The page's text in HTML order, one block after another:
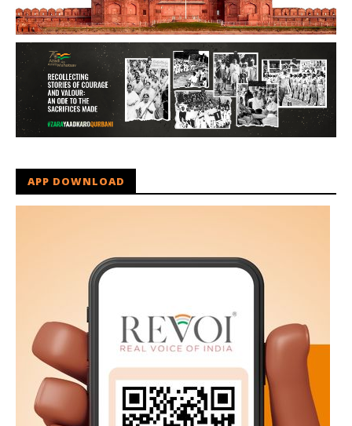
APP DOWNLOAD